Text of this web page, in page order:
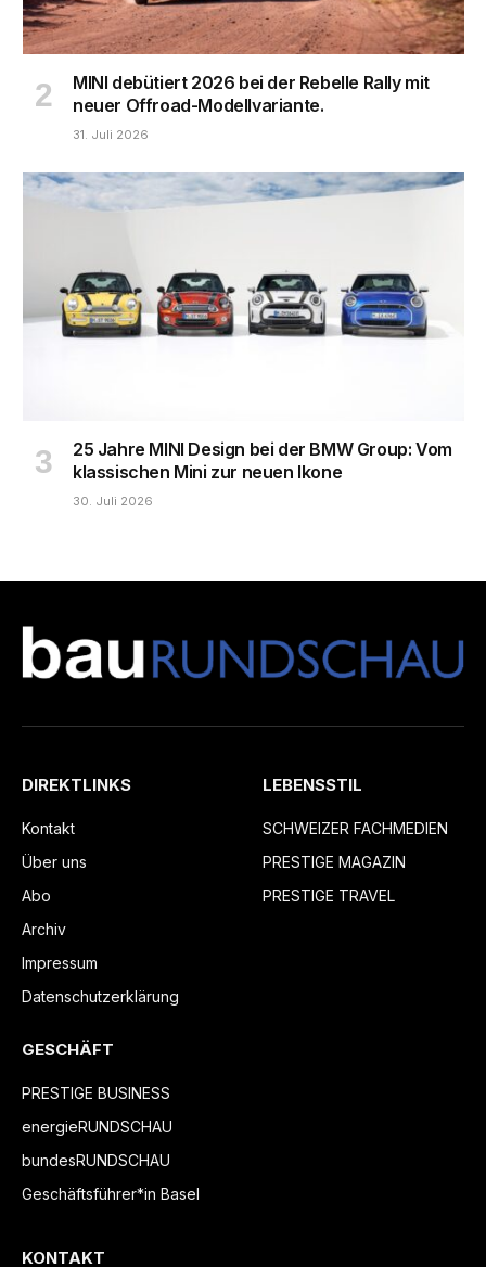
MINI debütiert 2026 bei der Rebelle Rally mit
neuer Offroad-Modellvariante.
31. Juli 2026
25 Jahre MINI Design bei der BMW Group: Vom
klassischen Mini zur neuen Ikone
30. Juli 2026
DIREKTLINKS
Kontakt
Über uns
Abo
Archiv
Impressum
Datenschutzerklärung
LEBENSSTIL
SCHWEIZER FACHMEDIEN
PRESTIGE MAGAZIN
PRESTIGE TRAVEL
GESCHÄFT
PRESTIGE BUSINESS
energieRUNDSCHAU
bundesRUNDSCHAU
Geschäftsführer*in Basel
KONTAKT